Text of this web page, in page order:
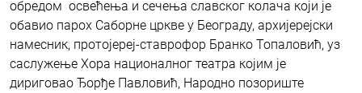
обредом освећења и сечења славског колача који је
обавио парох Саборне цркве у Београду, архијерејски
намесник, протојереј-ставрофор Бранко Топаловић, уз
саслужење Хора националног театра којим је
дириговао Ђорђе Павловић, Народно позориште